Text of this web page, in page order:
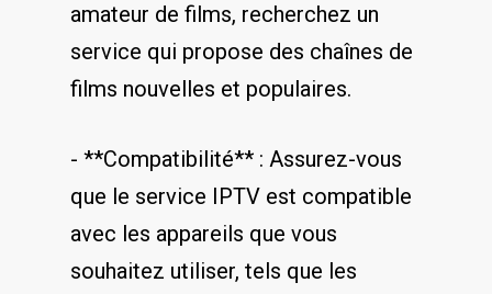
amateur de films, recherchez‍ un
service qui propose ‌des chaînes de
films nouvelles et ​populaires.
-⁣ **Compatibilité** : Assurez-vous
que le ⁢service IPTV ‌est compatible
avec les appareils que ⁢vous
souhaitez utiliser, tels que les